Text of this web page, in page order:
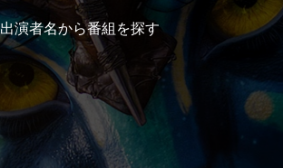
出演者名から番組を探す